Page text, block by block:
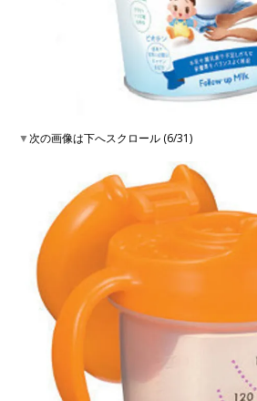
▼次の画像は下へスクロール (6/31)